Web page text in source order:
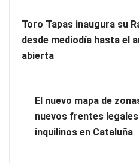
El nuevo mapa de zonas
La luz roja, el nuevo aftersun,
piel después del sol
Toro Tapas inaugura su
desde mediodía hasta el
abierta
El nuevo mapa de
nuevos frentes
inquilinos en Cataluña